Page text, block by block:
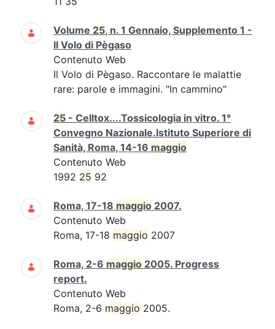
Volume 25, n. 1 Gennaio, Supplemento 1 -
Il Volo di Pègaso
Contenuto Web
Il Volo di Pègaso. Raccontare le malattie
rare: parole e immagini. "In cammino"
25 - Celltox....Tossicologia in vitro. 1°
Convegno Nazionale.Istituto Superiore di
Sanità, Roma, 14-16 maggio
Contenuto Web
1992 25 92
Roma, 17-18 maggio 2007.
Contenuto Web
Roma, 17-18 maggio 2007
Roma, 2-6 maggio 2005. Progress
report.
Contenuto Web
Roma, 2-6 maggio 2005.